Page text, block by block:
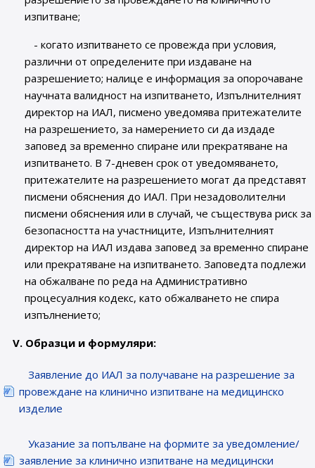
изпитване;
- когато изпитването се провежда при условия,
различни от определените при издаване на
разрешението; налице е информация за опорочаване
научната валидност на изпитването, Изпълнителният
директор на ИАЛ, писмено уведомява притежателите
на разрешението, за намерението си да издаде
заповед за временно спиране или прекратяване на
изпитването. В 7-дневен срок от уведомяването,
притежателите на разрешението могат да представят
писмени обяснения до ИАЛ. При незадоволителни
писмени обяснения или в случай, че съществува риск за
безопасността на участниците, Изпълнителният
директор на ИАЛ издава заповед за временно спиране
или прекратяване на изпитването. Заповедта подлежи
на обжалване по реда на Административно
процесуалния кодекс, като обжалването не спира
изпълнението;
V. Образци и формуляри:
Заявление до ИАЛ за получаване на разрешение за
провеждане на клинично изпитване на медицинско
изделие
Указание за попълване на формите за уведомление/
заявление за клинично изпитване на медицински